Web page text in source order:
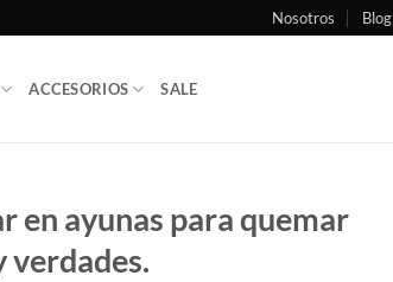
Nosotros Blog
ACCESORIOS SALE
en ayunas para quemar
verdades.